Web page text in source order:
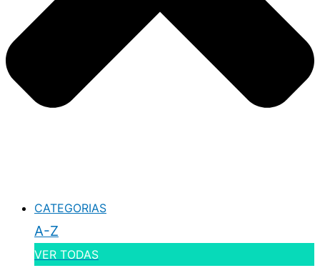
CATEGORIAS
A-Z
VER TODAS